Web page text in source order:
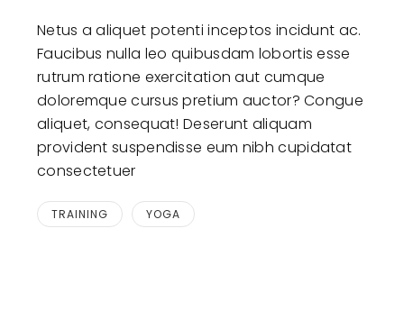
Netus a aliquet potenti inceptos incidunt ac.
Faucibus nulla leo quibusdam lobortis esse
rutrum ratione exercitation aut cumque
doloremque cursus pretium auctor? Congue
aliquet, consequat! Deserunt aliquam
provident suspendisse eum nibh cupidatat
consectetuer
TRAINING YOGA